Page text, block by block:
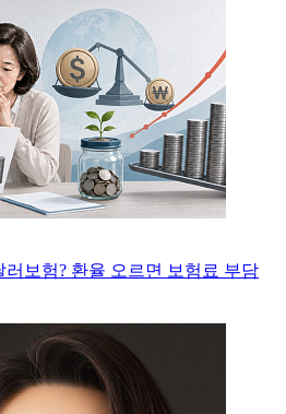
러보험? 환율 오르면 보험료 부담